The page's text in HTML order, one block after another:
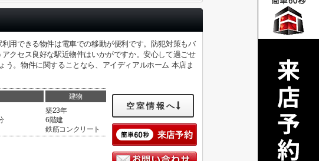
用できる物件は電車での移動が便利です。防犯対策もバ
クセス良好な駅近物件はいかがですか。安心して過ごせ
。物件に関することなら、アイディアルホーム 本店ま
建物
築23年
6階建
鉄筋コンクリート
空室情報へ